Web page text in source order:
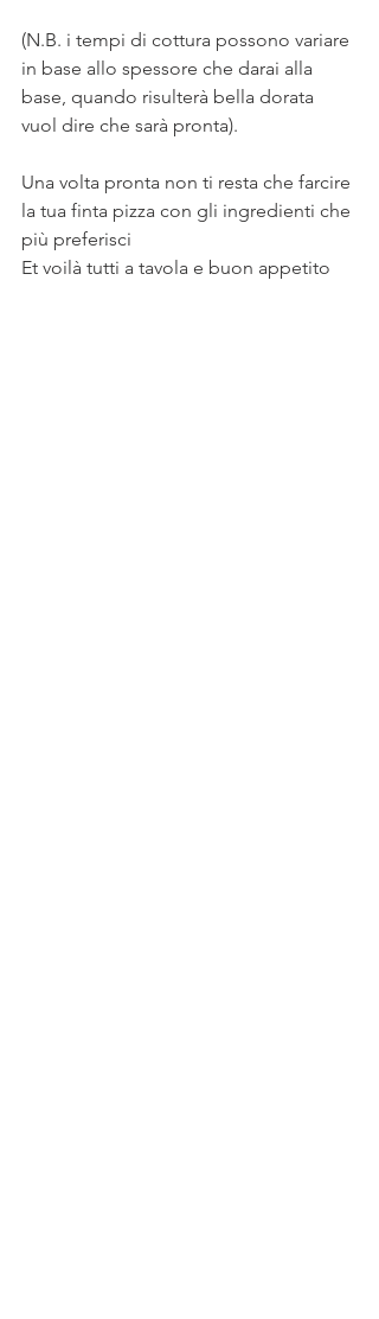
(N.B. i tempi di cottura possono variare
in base allo spessore che darai alla
base, quando risulterà bella dorata
vuol dire che sarà pronta).
Una volta pronta non ti resta che farcire
la tua finta pizza con gli ingredienti che
più preferisci
Et voilà tutti a tavola e buon appetito